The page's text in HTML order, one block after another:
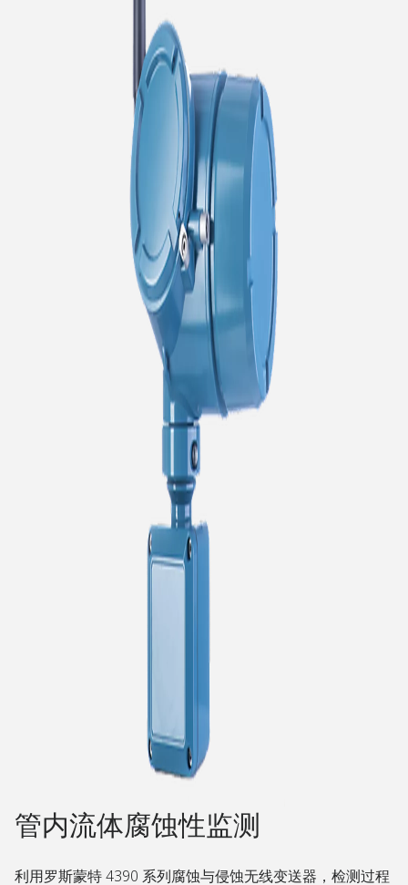
管内流体腐蚀性监测
利用罗斯蒙特 4390 系列腐蚀与侵蚀无线变送器，检测过程